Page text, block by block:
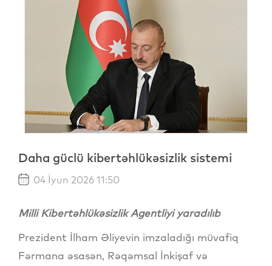
Daha güclü kibertəhlükəsizlik sistemi
04 İyun 2026 11:50
Milli Kibertəhlükəsizlik Agentliyi yaradılıb
Prezident İlham Əliyevin imzaladığı müvafiq
Fərmana əsasən, Rəqəmsal İnkişaf və